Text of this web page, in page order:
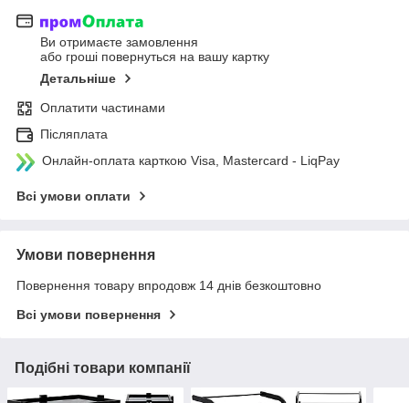
Ви отримаєте замовлення
або гроші повернуться на вашу картку
Детальніше
Оплатити частинами
Післяплата
Онлайн-оплата карткою Visa, Mastercard - LiqPay
Всі умови оплати
Умови повернення
Повернення товару впродовж 14 днів безкоштовно
Всі умови повернення
Подібні товари компанії